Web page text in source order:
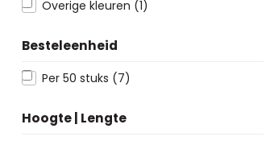
Overige kleuren (1)
Besteleenheid
Per 50 stuks (7)
Hoogte | Lengte